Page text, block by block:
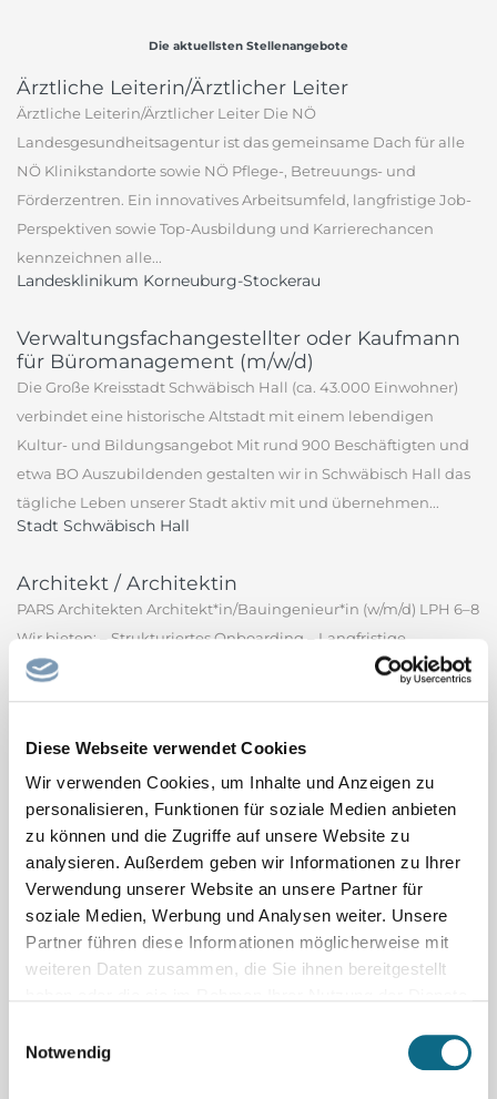
Diese Webseite verwendet Cookies
Wir verwenden Cookies, um Inhalte und Anzeigen zu
personalisieren, Funktionen für soziale Medien anbieten
zu können und die Zugriffe auf unsere Website zu
analysieren. Außerdem geben wir Informationen zu Ihrer
Verwendung unserer Website an unsere Partner für
soziale Medien, Werbung und Analysen weiter. Unsere
Partner führen diese Informationen möglicherweise mit
weiteren Daten zusammen, die Sie ihnen bereitgestellt
Notwendig
Die aktuellsten Stellenangebote
Ärztliche Leiterin/Ärztlicher Leiter
Ärztliche Leiterin/Ärztlicher Leiter Die NÖ
Landesgesundheitsagentur ist das gemeinsame Dach für alle
NÖ Klinikstandorte sowie NÖ Pflege-, Betreuungs- und
Förderzentren. Ein innovatives Arbeitsumfeld, langfristige Job-
Perspektiven sowie Top-Ausbildung und Karrierechancen
kennzeichnen alle...
Landesklinikum Korneuburg-Stockerau
Verwaltungsfachangestellter oder Kaufmann
für Büromanagement (m/w/d)
Die Große Kreisstadt Schwäbisch Hall (ca. 43.000 Einwohner)
verbindet eine historische Altstadt mit einem lebendigen
Kultur- und Bildungsangebot Mit rund 900 Beschäftigten und
etwa BO Auszubildenden gestalten wir in Schwäbisch Hall das
tägliche Leben unserer Stadt aktiv mit und übernehmen...
Stadt Schwäbisch Hall
Architekt / Architektin
PARS Architekten Architekt*in/Bauingenieur*in (w/m/d) LPH 6–8
Wir bieten: – Strukturiertes Onboarding – Langfristige
Perspektive – Stärkung deiner Kompetenzen –
Aufgaben & Perspektiven: – Der Bau...
PARS Architekten GmbH
Spitalfacharzt / Spitalfachärztin Pädiatrie
Oberarzt oder Spitalfacharzt (m/w/d) 60 - 100% (Psychiatrie oder
Pädiatrie) Heilpädagogisch-Psychiatrische Fachstelle (HPF)
Bereich Kinder und Jugend mit Störung der intellektuellen
Entwicklung, Klinik Luzern Per 1. November 2026 oder nach
Vereinbarung Ihre Aufgaben - Ambulante Tätigkeit im...
Co-Chefarzt / Chefärztin mit Option Chefarzt /